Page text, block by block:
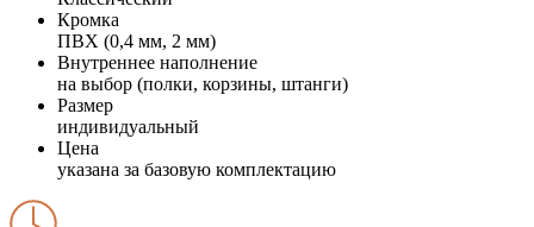
Кромка
ПВХ (0,4 мм, 2 мм)
Внутреннее наполнение
на выбор (полки, корзины, штанги)
Размер
индивидуальный
Цена
указана за базовую комплектацию